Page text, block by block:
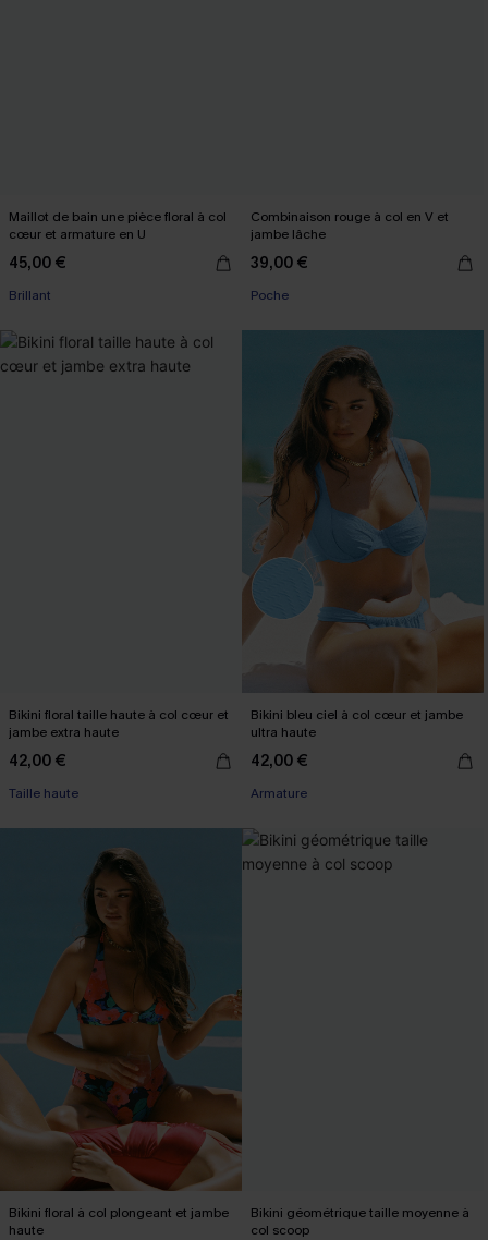
Maillot de bain une pièce floral à col
cœur et armature en U
45,00 €
Brillant
Combinaison rouge à col en V et
jambe lâche
39,00 €
Poche
Bikini floral taille haute à col cœur et
jambe extra haute
42,00 €
Taille haute
Bikini bleu ciel à col cœur et jambe
ultra haute
42,00 €
Armature
Bikini floral à col plongeant et jambe
haute
Bikini géométrique taille moyenne à
col scoop